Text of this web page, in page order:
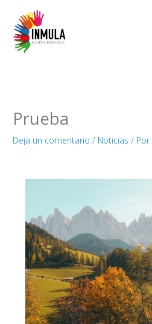
contenido
Prueba
Deja un comentario / Noticias / Por